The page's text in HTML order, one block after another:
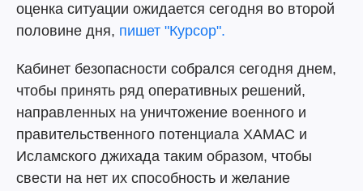
оценка ситуации ожидается сегодня во второй
половине дня, пишет "Курсор".
Кабинет безопасности собрался сегодня днем,
чтобы принять ряд оперативных решений,
направленных на уничтожение военного и
правительственного потенциала ХАМАС и
Исламского джихада таким образом, чтобы
свести на нет их способность и желание